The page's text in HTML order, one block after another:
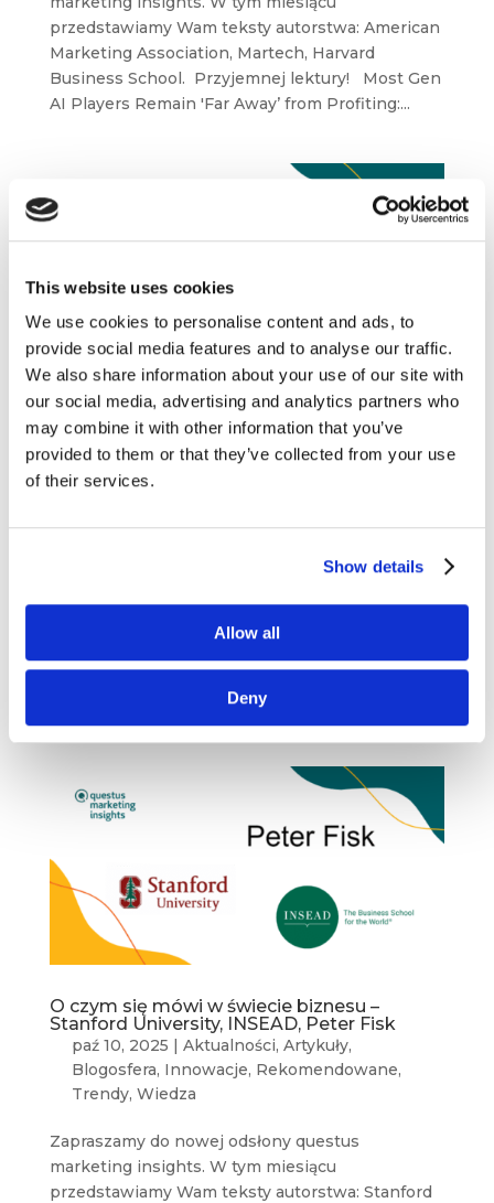
This website uses cookies
We use cookies to personalise content and ads, to
provide social media features and to analyse our traffic.
We also share information about your use of our site with
our social media, advertising and analytics partners who
may combine it with other information that you’ve
provided to them or that they’ve collected from your use
of their services.
Show details
Allow all
Deny
przedstawiamy Wam teksty autorstwa: American
Marketing Association, Martech, Harvard
Business School. Przyjemnej lektury! Most Gen
AI Players Remain 'Far Away’ from Profiting:...
O czym się mówi w świecie biznesu –
American Marketing Association, INSEAD,
University of California
lis 7, 2025|Aktualności,Artykuły,
Blogosfera
przedstawiamy Wam teksty autorstwa: American
Marketing Association, INSEAD, University of
California. Przyjemnej lektury! Want a 50% Lift
O czym się mówi w świecie biznesu –
Stanford University, INSEAD, Peter Fisk
paź 10, 2025 | Aktualności, Artykuły,
Blogosfera, Innowacje, Rekomendowane,
Trendy, Wiedza
Zapraszamy do nowej odsłony questus
marketing insights. W tym miesiącu
przedstawiamy Wam teksty autorstwa: Stanford